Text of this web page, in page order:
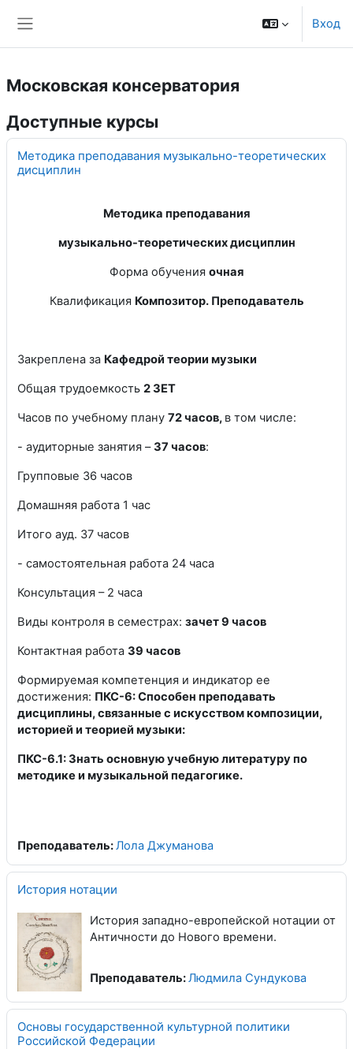
Вход
Московская консерватория
Доступные курсы
Методика преподавания музыкально-теоретических
дисциплин
Методика преподавания
музыкально-теоретических дисциплин
Форма обучения очная
Квалификация Композитор. Преподаватель
Закреплена за Кафедрой теории музыки
Общая трудоемкость 2 ЗЕТ
Часов по учебному плану 72 часов, в том числе:
- аудиторные занятия –37 часов:
Групповые 36 часов
Домашняя работа 1 час
Итого ауд. 37 часов
- самостоятельная работа 24 часа
Консультация – 2 часа
Виды контроля в семестрах: зачет 9 часов
Контактная работа 39 часов
Формируемая компетенция и индикатор ее
достижения: ПКС-6: Способен преподавать
дисциплины, связанные с искусством композиции,
историей и теорией музыки:
ПКС-6.1: Знать основную учебную литературу по
методике и музыкальной педагогике.
Преподаватель:Лола Джуманова
История нотации
История западно-европейской нотации от
Античности до Нового времени.
Преподаватель:Людмила Сундукова
Основы государственной культурной политики
Российской Федерации